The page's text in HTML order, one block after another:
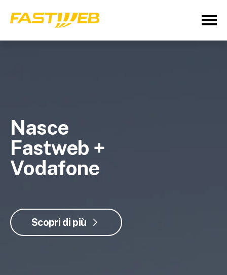
Nasce
Fastweb +
Vodafone
Scopri di più